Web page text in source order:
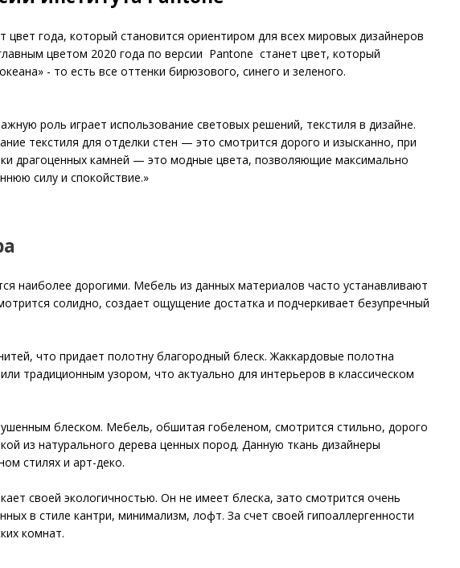
года, который становится ориентиром для всех мировых дизайнеров
цветом 2020 года по версии Pantone станет цвет, который
- то есть все оттенки бирюзового, синего и зеленого.
роль играет использование световых решений, текстиля в дизайне.
текстиля для отделки стен — это смотрится дорого и изысканно, при
драгоценных камней — это модные цвета, позволяющие максимально
силу и спокойствие.»
наиболее дорогими. Мебель из данных материалов часто устанавливают
солидно, создает ощущение достатка и подчеркивает безупречный
что придает полотну благородный блеск. Жаккардовые полотна
традиционным узором, что актуально для интерьеров в классическом
блеском. Мебель, обшитая гобеленом, смотрится стильно, дорого
из натурального дерева ценных пород. Данную ткань дизайнеры
стилях и арт-деко.
своей экологичностью. Он не имеет блеска, зато смотрится очень
в стиле кантри, минимализм, лофт. За счет своей гипоаллергенности
комнат.